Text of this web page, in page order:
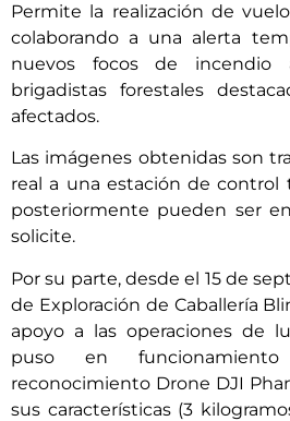
Permite la realización de
colaborando a una alerta
nuevos focos de incendio
brigadistas forestales
afectados.
Las imágenes obtenidas son
real a una estación de control
posteriormente pueden ser
solicite.
Por su parte, desde el 15 de
de Exploración de Caballería
apoyo a las operaciones de
puso en
reconocimiento Drone DJI
sus características (3